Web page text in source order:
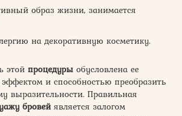
образ жизни, занимается
на декоративную косметику.
этой процедуры обусловлена ее
и способностью преобразить
выразительности. Правильная
бровейявляется залогом